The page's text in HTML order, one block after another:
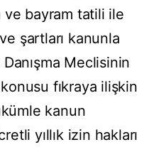
ve bayram tatili ile
şartları kanunla
Meclisinin
fıkraya ilişkin
kanun
yıllık izin hakları